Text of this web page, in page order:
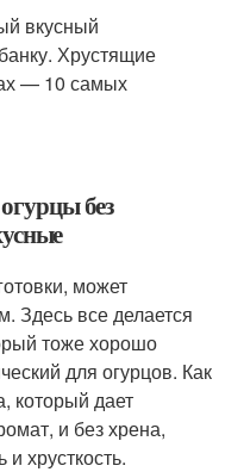
без
может
Здесь все делается
тоже хорошо
для огурцов. Как
который дает
и без хрена,
хрусткость.